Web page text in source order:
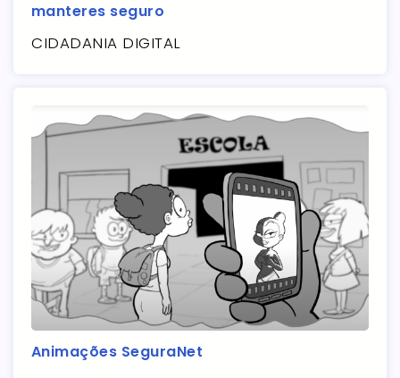
manteres seguro
CIDADANIA DIGITAL
Animações SeguraNet